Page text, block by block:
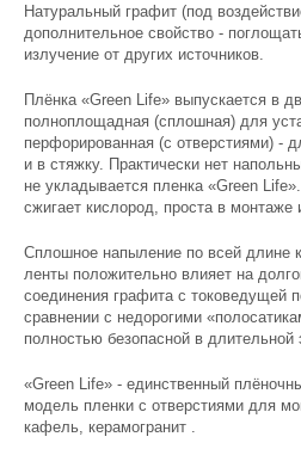
Натуральный графит (под
дополнительное свойство -
излучение от других источников.
Плёнка «Green Life» выпускается в
полноплощадная (сплошная) для
перфорированная (с отверстиями) -
и в стяжку. Практически нет
не укладывается пленка «Green
сжигает кислород, проста в монтаже
Сплошное напыление по всей длине
ленты положительно влияет на
соединения графита с токоведущей
сравнении с недорогими
полностью безопасной в длительной
«Green Life» - единственный
модель пленки с отверстиями для
кафель, керамогранит .